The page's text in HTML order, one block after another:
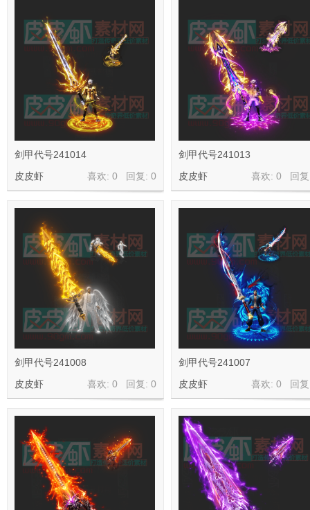
剑甲代号241014
喜欢: 0 回复: 0
皮皮虾
剑甲代号241013
喜欢: 0 回
皮皮虾
剑甲代号241008
喜欢: 0 回复: 0
皮皮虾
剑甲代号241007
喜欢: 0 回
皮皮虾